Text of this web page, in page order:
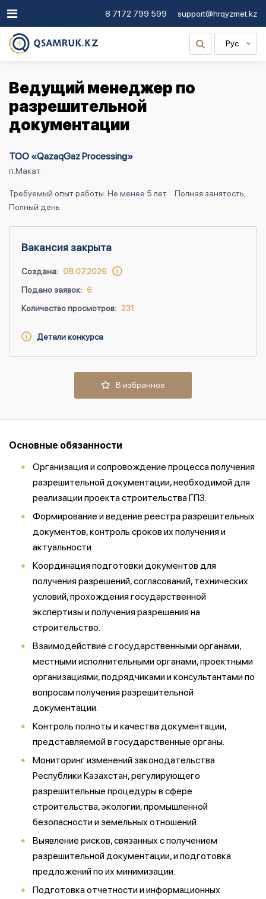
8 7172 799 599 support@hrqyzmet.kz
Рус
Ведущий менеджер по
разрешительной
документации
ТОО «QazaqGaz Processing»
п.Макат
Требуемый опыт работы: Не менее 5 лет
Полная занятость,
Полный день
Вакансия закрыта
Создана: 08.07.2026
Подано заявок: 6
Количество просмотров: 231
Детали конкурса
В избранное
Основные обязанности
Организация и сопровождение процесса получения
разрешительной документации, необходимой для
реализации проекта строительства ГПЗ.
Формирование и ведение реестра разрешительных
документов, контроль сроков их получения и
актуальности.
Координация подготовки документов для
получения разрешений, согласований, технических
условий, прохождения государственной
экспертизы и получения разрешения на
строительство.
Взаимодействие с государственными органами,
местными исполнительными органами, проектными
организациями, подрядчиками и консультантами по
вопросам получения разрешительной
документации.
Контроль полноты и качества документации,
представляемой в государственные органы.
Мониторинг изменений законодательства
Республики Казахстан, регулирующего
разрешительные процедуры в сфере
строительства, экологии, промышленной
безопасности и земельных отношений.
Выявление рисков, связанных с получением
разрешительной документации, и подготовка
предложений по их минимизации.
Подготовка отчетности и информационных